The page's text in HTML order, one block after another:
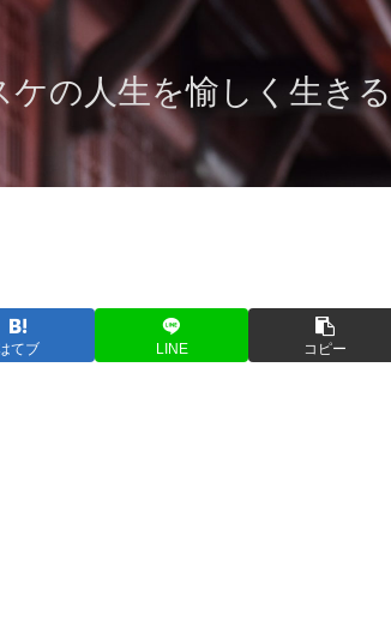
ケの人生を愉しく生き
てブ LINE コピー